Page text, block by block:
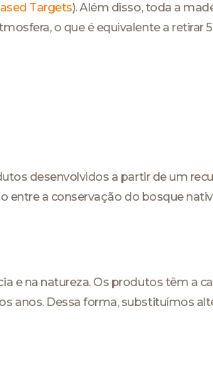
Targets). Além disso, toda a
o que é equivalente a retirar
desenvolvidos a partir de um
entre a conservação do bosque
e na natureza. Os produtos têm a
anos. Dessa forma, substituímos